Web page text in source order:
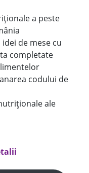
a peste
de mese cu
completate
codului de
ale